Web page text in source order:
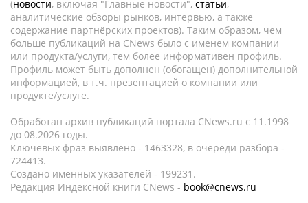
(новости, включая "Главные новости", статьи,
аналитические обзоры рынков, интервью, а также
содержание партнёрских проектов). Таким образом, чем
больше публикаций на CNews было с именем компании
или продукта/услуги, тем более информативен профиль.
Профиль может быть дополнен (обогащен) дополнительной
информацией, в т.ч. презентацией о компании или
продукте/услуге.
Обработан архив публикаций портала CNews.ru c 11.1998
до 08.2026 годы.
Ключевых фраз выявлено - 1463328, в очереди разбора -
724413.
Создано именных указателей - 199231.
Редакция Индексной книги CNews - book@cnews.ru